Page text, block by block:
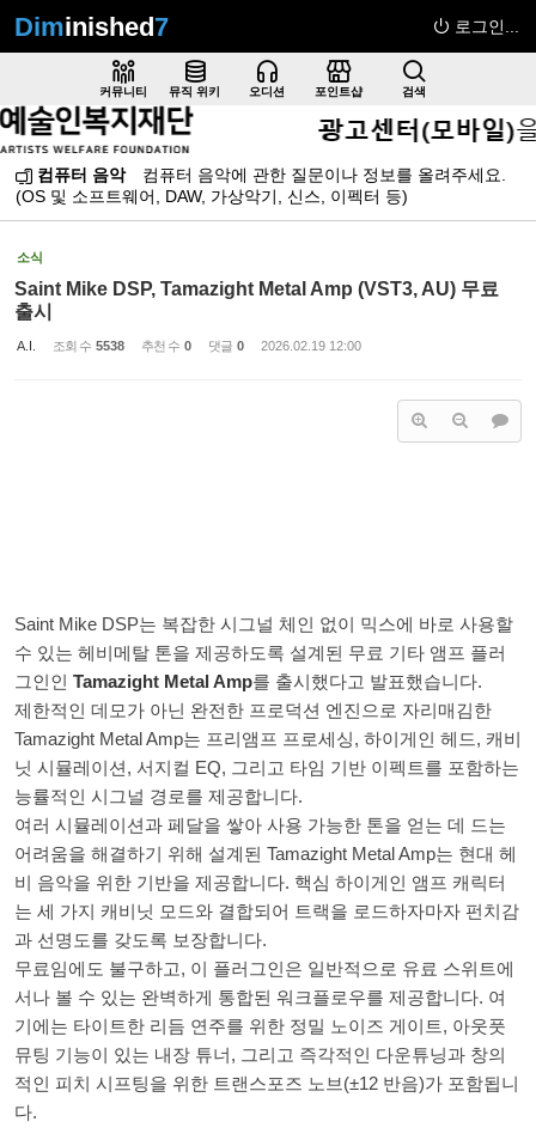
Diminished7 로그인...
커뮤니티 뮤직 위키 오디션 포인트샵 검색
컴퓨터 음악
컴퓨터 음악에 관한 질문이나 정보를 올려주세요.
(OS 및 소프트웨어, DAW, 가상악기, 신스, 이펙터 등)
소식
Saint Mike DSP, Tamazight Metal Amp (VST3, AU) 무료
출시
A.I. 조회 수 5538 추천 수 0 댓글 0 2026.02.19 12:00
Saint Mike DSP는 복잡한 시그널 체인 없이 믹스에 바로 사용할
수 있는 헤비메탈 톤을 제공하도록 설계된 무료 기타 앰프 플러
그인인 Tamazight Metal Amp를 출시했다고 발표했습니다.
제한적인 데모가 아닌 완전한 프로덕션 엔진으로 자리매김한
Tamazight Metal Amp는 프리앰프 프로세싱, 하이게인 헤드, 캐비
닛 시뮬레이션, 서지컬 EQ, 그리고 타임 기반 이펙트를 포함하는
능률적인 시그널 경로를 제공합니다.
여러 시뮬레이션과 페달을 쌓아 사용 가능한 톤을 얻는 데 드는
어려움을 해결하기 위해 설계된 Tamazight Metal Amp는 현대 헤
비 음악을 위한 기반을 제공합니다. 핵심 하이게인 앰프 캐릭터
는 세 가지 캐비닛 모드와 결합되어 트랙을 로드하자마자 펀치감
과 선명도를 갖도록 보장합니다.
무료임에도 불구하고, 이 플러그인은 일반적으로 유료 스위트에
서나 볼 수 있는 완벽하게 통합된 워크플로우를 제공합니다. 여
기에는 타이트한 리듬 연주를 위한 정밀 노이즈 게이트, 아웃풋
뮤팅 기능이 있는 내장 튜너, 그리고 즉각적인 다운튜닝과 창의
적인 피치 시프팅을 위한 트랜스포즈 노브(±12 반음)가 포함됩니
다.
Sketchbook5, 스케치북5
Sketchbook5, 스케치북5